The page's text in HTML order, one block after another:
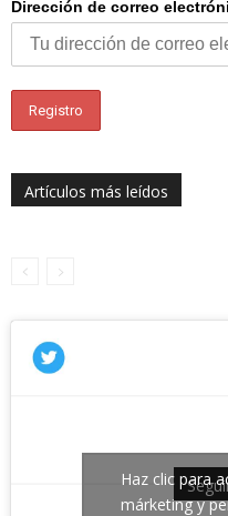
Dirección de correo
Artículos más leídos
Haz clic para
márketing y